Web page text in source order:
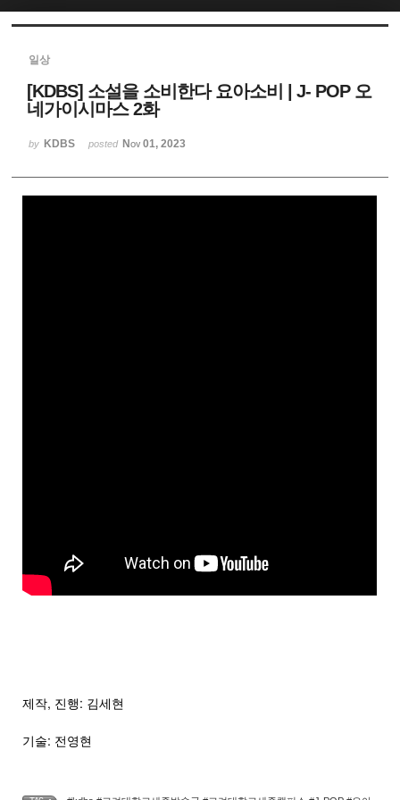
일상
[KDBS] 소설을 소비한다 요아소비 | J- POP 오
네가이시마스 2화
by KDBS posted Nov 01, 2023
제작, 진행: 김세현
기술: 전영현
Sketchbook5, 스케치북5
Sketchbook5, 스케치북5